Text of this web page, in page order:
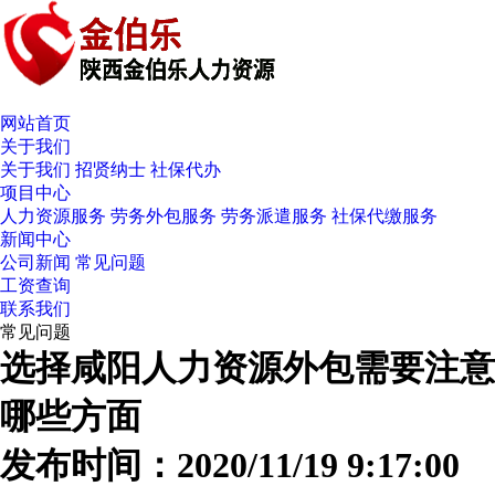
网站首页
关于我们
关于我们 招贤纳士 社保代办
项目中心
人力资源服务 劳务外包服务 劳务派遣服务 社保代缴服务
新闻中心
公司新闻 常见问题
工资查询
联系我们
常见问题
选择咸阳人力资源外包需要注意
哪些方面
发布时间：2020/11/19 9:17:00